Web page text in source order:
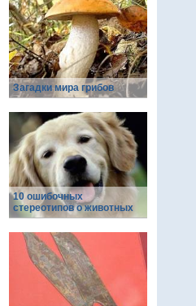
Загадки мира грибов
10 ошибочных
стереотипов о животных